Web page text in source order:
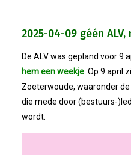
2025-04-09 géén ALV,
De ALV was gepland voor 9
hem een weekje. Op 9 april
Zoeterwoude, waaronder
die mede door (bestuurs-
wordt.